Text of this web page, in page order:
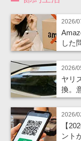
2026/
した
2026/
ヤリ
換。
2026/
【
ント